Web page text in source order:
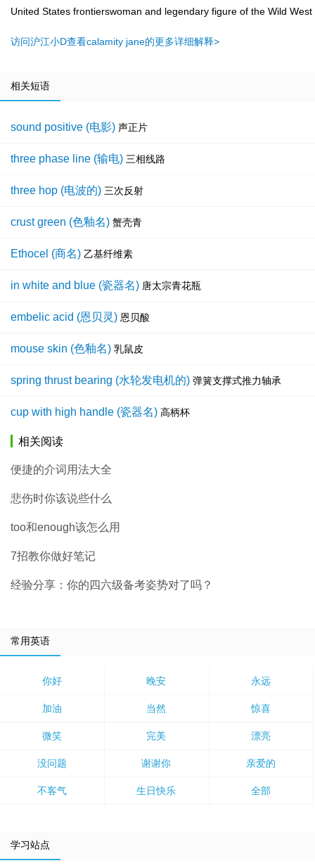
United States frontierswoman and legendary figure of the Wild
访问沪江小D查看calamity jane的更多详细解释>
相关短语
sound positive (电影) 声正片
three phase line (输电) 三相线路
three hop (电波的) 三次反射
crust green (色釉名) 蟹壳青
Ethocel (商名) 乙基纤维素
in white and blue (瓷器名) 唐太宗青花瓶
embelic acid (恩贝灵) 恩贝酸
mouse skin (色釉名) 乳鼠皮
spring thrust bearing (水轮发电机的) 弹簧支撑式推力轴承
cup with high handle (瓷器名) 高柄杯
相关阅读
便捷的介词用法大全
悲伤时你该说些什么
too和enough该怎么用
7招教你做好笔记
经验分享：你的四六级备考姿势对了吗？
常用英语
你好 晚安 永远
加油 当然 惊喜
微笑 完美 漂亮
没问题 谢谢你 亲爱的
不客气 生日快乐 全部
学习站点